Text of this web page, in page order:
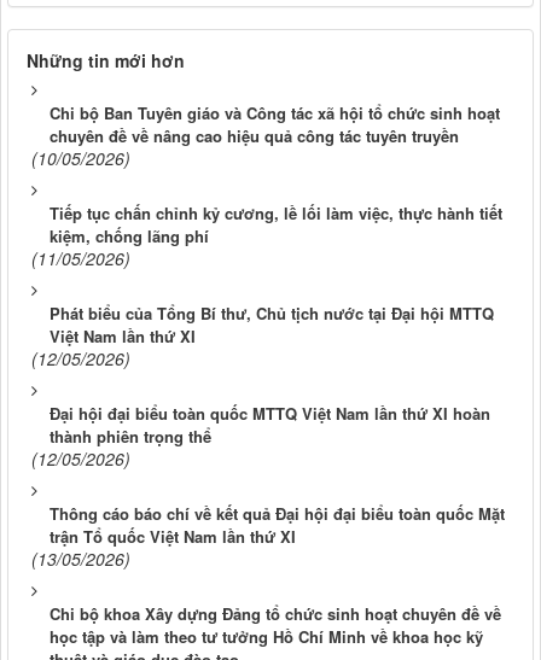
Những tin mới hơn
Chi bộ Ban Tuyên giáo và Công tác xã hội tổ chức sinh hoạt
chuyên đề về nâng cao hiệu quả công tác tuyên truyền
(10/05/2026)
Tiếp tục chấn chỉnh kỷ cương, lề lối làm việc, thực hành tiết
kiệm, chống lãng phí
(11/05/2026)
Phát biểu của Tổng Bí thư, Chủ tịch nước tại Đại hội MTTQ
Việt Nam lần thứ XI
(12/05/2026)
Đại hội đại biểu toàn quốc MTTQ Việt Nam lần thứ XI hoàn
thành phiên trọng thể
(12/05/2026)
Thông cáo báo chí về kết quả Đại hội đại biểu toàn quốc Mặt
trận Tổ quốc Việt Nam lần thứ XI
(13/05/2026)
Chi bộ khoa Xây dựng Đảng tổ chức sinh hoạt chuyên đề về
học tập và làm theo tư tưởng Hồ Chí Minh về khoa học kỹ